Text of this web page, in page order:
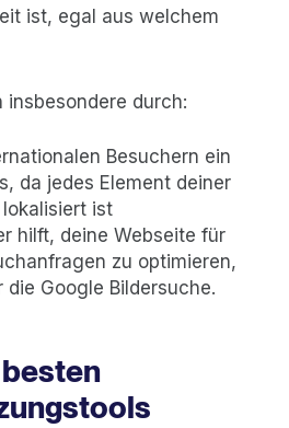
ist, egal aus welchem
durch:
Besuchern ein
da jedes Element deiner
ist
hilft, deine Webseite für
zu optimieren,
die Google Bildersuche.